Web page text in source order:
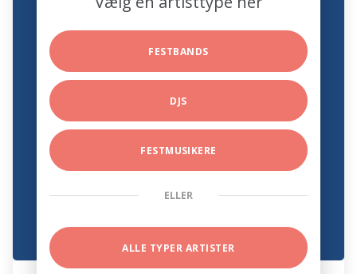
FESTBANDS
DJS
FESTMUSIKERE
ELLER
ALLE TYPER ARTISTER